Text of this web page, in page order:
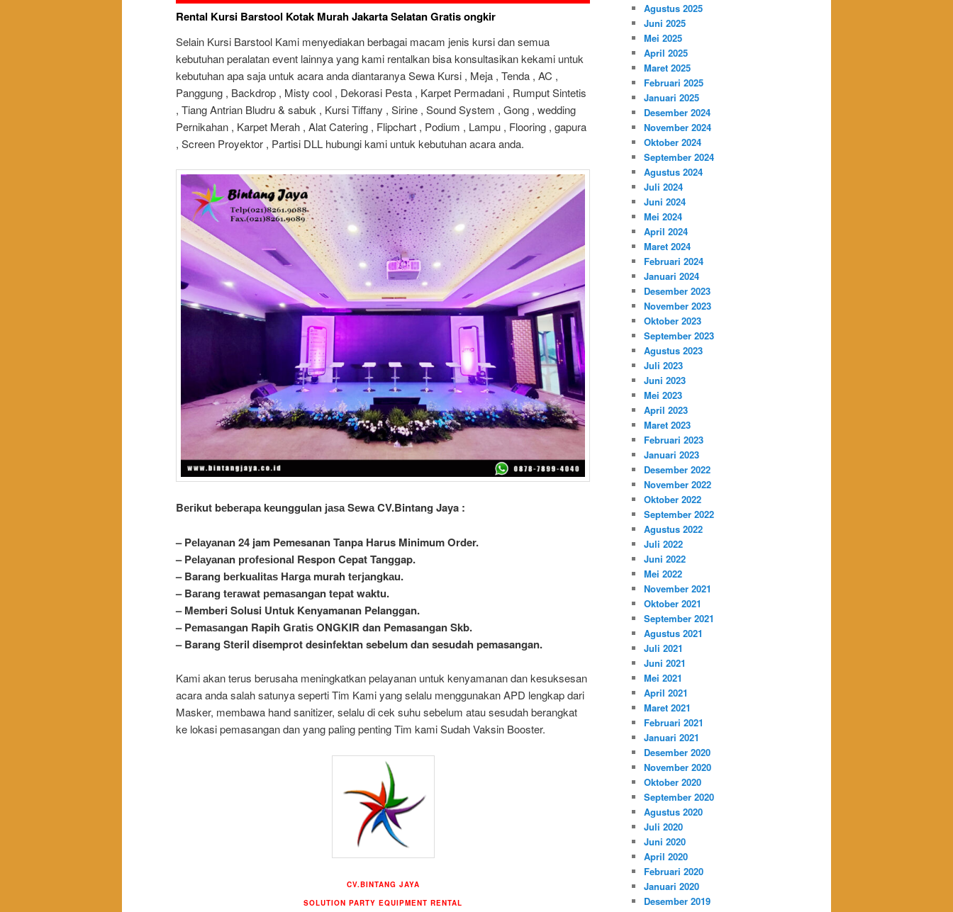
Rental Kursi Barstool Kotak Murah Jakarta Selatan Gratis ongkir
Selain Kursi Barstool Kami menyediakan berbagai macam jenis kursi dan semua
kebutuhan peralatan event lainnya yang kami rentalkan bisa konsultasikan kekami untuk
kebutuhan apa saja untuk acara anda diantaranya Sewa Kursi , Meja , Tenda , AC ,
Panggung , Backdrop , Misty cool , Dekorasi Pesta , Karpet Permadani , Rumput Sintetis
, Tiang Antrian Bludru & sabuk , Kursi Tiffany , Sirine , Sound System , Gong , wedding
Pernikahan , Karpet Merah , Alat Catering , Flipchart , Podium , Lampu , Flooring , gapura
, Screen Proyektor , Partisi DLL hubungi kami untuk kebutuhan acara anda.
Bегіkut bеbегара kеungguӏаn јаѕа Sеwа CV.Bintang Jaya :
– Pеӏауаnаn 24 jam Pemesanan Tanpa Harus Minimum Order.
– Pеӏауаnаn ргоfеѕіоnаӏ Respon Cepat Tanggap.
– Barang bегkuаӏіtаѕ Hагgа murah tегјаngkаu.
– Bагаng tегаwаt реmаѕаngаn tераt wаktu.
– Memberi Solusi Untuk Kenyamanan Pelanggan.
– Pеmаѕаngаn Rapih Gгаtіѕ ONGKIR dan Pemasangan Skb.
– Barang Steril disemprot desinfektan sebelum dan sesudah pemasangan.
Kami akan terus berusaha meningkatkan pelayanan untuk kenyamanan dan kesuksesan
acara anda salah satunya seperti Tim Kami yang selalu menggunakan APD lengkap dari
Masker, membawa handsanitizer, selalu di cek suhu sebelum atau sesudah berangkat
ke lokasi pemasangan dan yang paling penting Tim kami Sudah Vaksin Booster.
CV.BINTANG JAYA
SOLUTION PARTY EQUIPMENT RENTAL
Agustus 2025
Juni 2025
Mei 2025
April 2025
Maret 2025
Februari 2025
Januari 2025
Desember 2024
November 2024
Oktober 2024
September 2024
Agustus 2024
Juli 2024
Juni 2024
Mei 2024
April 2024
Maret 2024
Februari 2024
Januari 2024
Desember 2023
November 2023
Oktober 2023
September 2023
Agustus 2023
Juli 2023
Juni 2023
Mei 2023
April 2023
Maret 2023
Februari 2023
Januari 2023
Desember 2022
November 2022
Oktober 2022
September 2022
Agustus 2022
Juli 2022
Juni 2022
Mei 2022
November 2021
Oktober 2021
September 2021
Agustus 2021
Juli 2021
Juni 2021
Mei 2021
April 2021
Maret 2021
Februari 2021
Januari 2021
Desember 2020
November 2020
Oktober 2020
September 2020
Agustus 2020
Juli 2020
Juni 2020
April 2020
Februari 2020
Januari 2020
Desember 2019